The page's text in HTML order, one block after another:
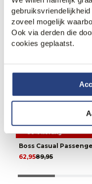
zoveel mogelijk
Ook via derden die
cookies geplaatst.
30% korting
Boss Casual
89,95
62,95